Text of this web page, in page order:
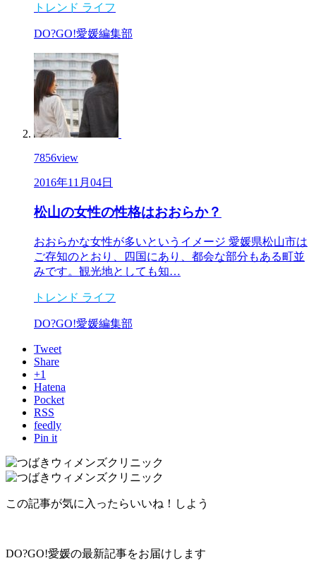
トレンド ライフ
DO?GO!愛媛編集部
7856view
2016年11月04日
松山の女性の性格はおおらか？
おおらかな女性が多いというイメージ 愛媛県松山市は
ご存知のとおり、四国にあり、都会な部分もある町並
みです。観光地としても知…
トレンド ライフ
DO?GO!愛媛編集部
Tweet
Share
+1
Hatena
Pocket
RSS
feedly
Pin it
この記事が気に入ったらいいね！しよう
DO?GO!愛媛の最新記事をお届けします